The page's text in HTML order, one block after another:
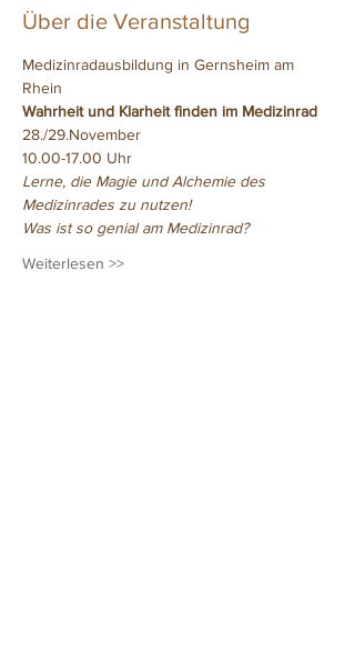
Über die Veranstaltung
Medizinradausbildung in Gernsheim am
Rhein
Wahrheit und Klarheit finden im Medizinrad
28./29.November
10.00-17.00 Uhr
Lerne, die Magie und Alchemie des
Medizinrades zu nutzen!
Was ist so genial am Medizinrad?
Weiterlesen >>